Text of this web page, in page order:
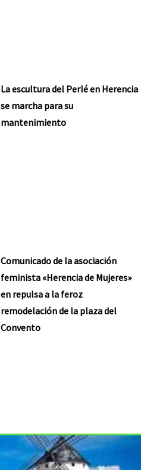
La escultura del Perlé en Herencia
se marcha para su
mantenimiento
Comunicado de la asociación
feminista «Herencia de Mujeres»
en repulsa a la feroz
remodelación de la plaza del
Convento